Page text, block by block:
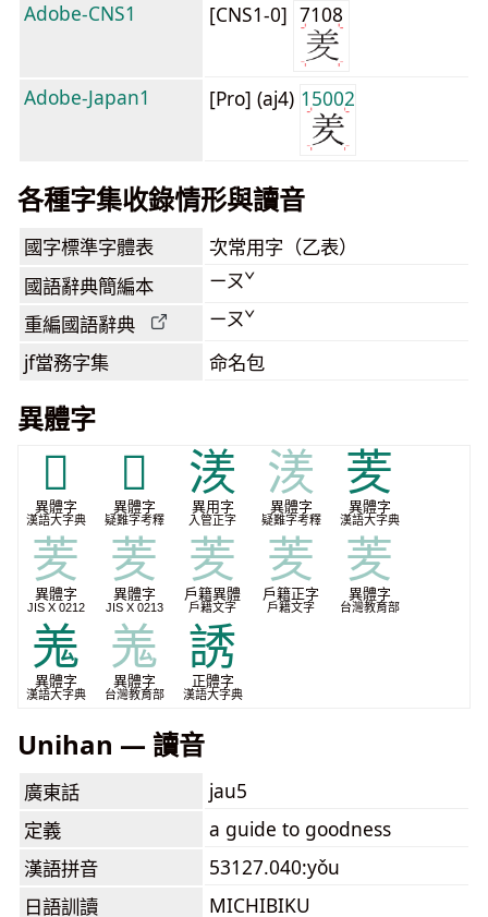
Adobe-CNS1
[CNS1-0] 7108
Adobe-Japan1 [Pro] (aj4) 15002
各種字集收錄情形與讀音
國字標準字體表 次常用字（乙表）
國語辭典簡編本 ㄧㄡˇ
重編國語辭典 ㄧㄡˇ
jf當務字集 命名包
異體字
𦍶
異體字
漢語大字典
𦏇
異體字
疑難字考釋
湵
異用字
入管正字
湵
異體字
疑難字考釋
羐
異體字
漢語大字典
羐
異體字
JIS X 0212
羐
異體字
JIS X 0213
羐
戶籍異體
戶籍文字
羐
戶籍正字
戶籍文字
羐
異體字
台灣教育部
羗
異體字
漢語大字典
羗
異體字
台灣教育部
誘
正體字
漢語大字典
Unihan — 讀音
廣東話
jau5
定義
a guide to goodness
漢語拼音
53127.040:yǒu
日語訓讀
MICHIBIKU